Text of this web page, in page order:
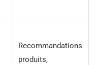
Recommandations
produits,